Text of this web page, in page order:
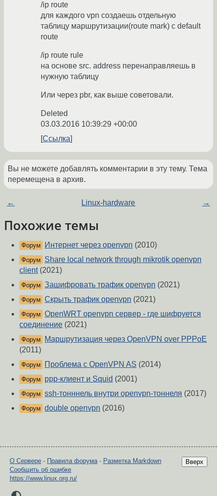
/ip route
для каждого vpn создаешь отдельную
таблицу маршрутизации(route mark) с default
route
/ip route rule
на основе src. address перенаправляешь в
нужную таблицу
Или через pbr, как выше советовали.
Deleted
03.03.2016 10:39:29 +00:00
Ссылка
Вы не можете добавлять комментарии в эту тему. Тема
перемещена в архив.
← Linux-hardware →
Похожие темы
Форум Интернет через openvpn (2010)
Форум
Share local network through mikrotik openvpn
client(2021)
Форум Зашифровать трафик openvpn (2021)
Форум Скрыть трафик openvpn (2021)
Форум OpenWRT openvpn сервер - где шифруется
соединение (2021)
Форум
Маршрутизация через OpenVPN over PPPoE
(2011)
Форум Проблема с OpenVPN AS (2014)
Форум ppp-клиент и Squid (2001)
Форум ssh-тонннель внутри openvpn-тоннеля (2017)
Форум double openvpn (2016)
Вверх
О Сервере - Правила форума- Разметка Markdown
Сообщить об ошибке
https://www.linux.org.ru/